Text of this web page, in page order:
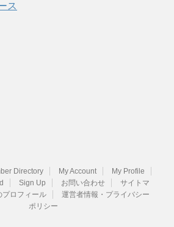
ス
Directory My Account
My Profile
Sign Up お問い合わせ
サイトマ
プロフィール
運営者情報・プライバシー
ポリシー